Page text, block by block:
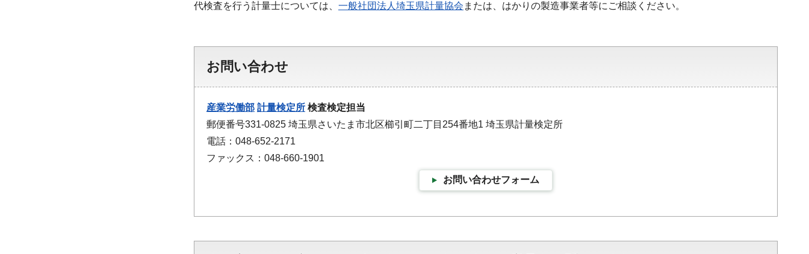
代検査を行う計量士については、 一般社団法人埼玉県計量協会 または、はかりの製造事業者等にご相談ください。
お問い合わせ
産業労働部 計量検定所 検査検定担当
郵便番号331-0825 埼玉県さいたま市北区櫛引町二丁目254番地1 埼玉県計量検定所
電話：048-652-2171
ファックス：048-660-1901
お問い合わせフォーム